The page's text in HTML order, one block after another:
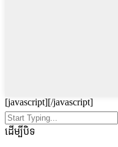
[javascript][/javascript]
ដើម្បីបិទ